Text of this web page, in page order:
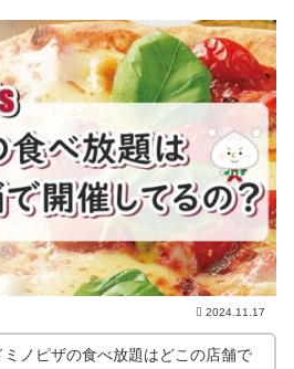
2024.11.17
ミノピザの食べ放題はどこの店舗で